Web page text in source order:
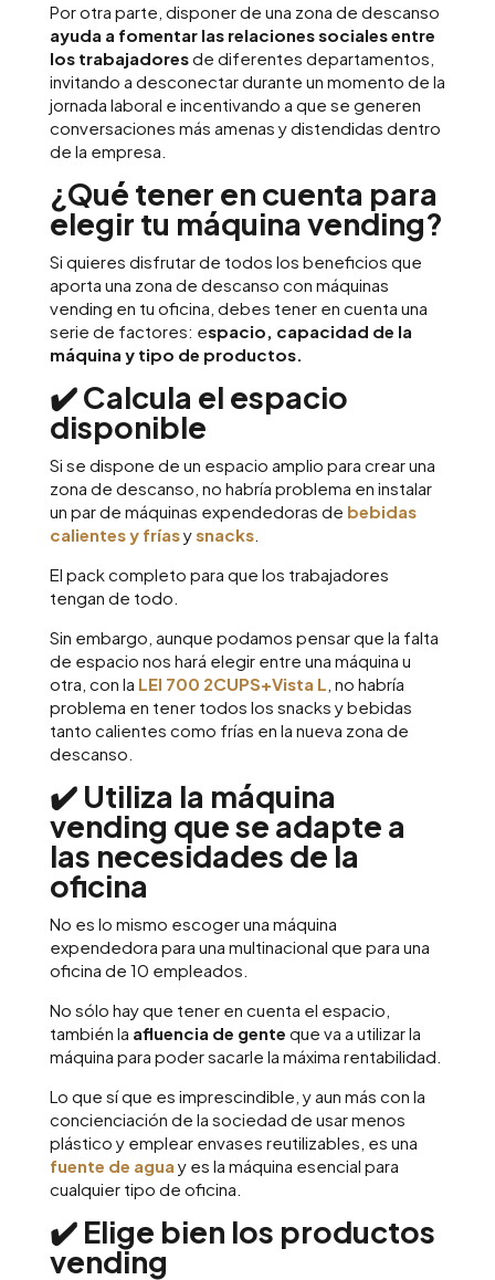
Por otra parte, disponer de una zona de descanso
ayuda a fomentar las relaciones sociales entre
los trabajadoresde diferentes departamentos,
invitando a desconectar durante un momento de la
jornada laboral e incentivando a que se generen
conversaciones más amenas y distendidas dentro
de la empresa.
¿Qué tener en cuenta para
elegir tu máquina vending?
Si quieres disfrutar de todos los beneficios que
aporta una zona de descanso con máquinas
vending en tu oficina, debes tener en cuenta una
serie de factores: espacio, capacidad de la
máquina y tipo de productos.
✔️ Calcula el espacio
disponible
Si se dispone de un espacio amplio para crear una
zona de descanso, no habría problema en instalar
un par de máquinas expendedoras de bebidas
calientes y fríasysnacks.
El pack completo para que los trabajadores
tengan de todo.
Sin embargo, aunque podamos pensar que la falta
de espacio nos hará elegir entre una máquina u
otra, con la LEI 700 2CUPS+Vista L , no habría
problema en tener todos los snacks y bebidas
tanto calientes como frías en la nueva zona de
descanso.
✔️ Utiliza la máquina
vending que se adapte a
las necesidades de la
oficina
No es lo mismo escoger una máquina
expendedora para una multinacional que para una
oficina de 10 empleados.
No sólo hay que tener en cuenta el espacio,
también la afluencia de gente que va a utilizar la
máquina para poder sacarle la máxima rentabilidad.
Lo que sí que es imprescindible, y aun más con la
concienciación de la sociedad de usar menos
plástico y emplear envases reutilizables, es una
fuente de agua y es la máquina esencial para
cualquier tipo de oficina.
✔️ Elige bien los productos
vending